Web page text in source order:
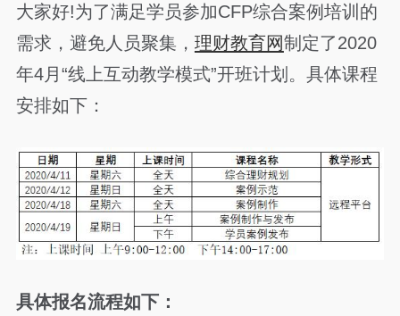
大家好!为了满足学员参加CFP综合案例培训的
需求，避免人员聚集， 理财教育网制定了2020
年4月“线上互动教学模式”开班计划。具体课程
安排如下：
具体报名流程如下：